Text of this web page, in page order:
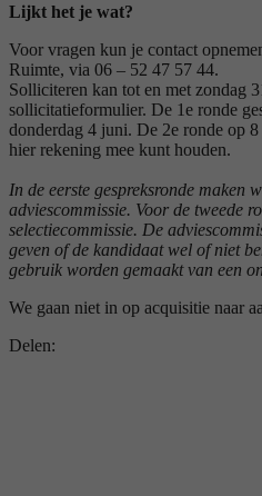
Lijkt het je wat?
Voor vragen kun je contact
Ruimte, via 06 – 52 47 57 44.
Solliciteren kan tot en met zondag
sollicitatieformulier. De 1e ronde
donderdag 4 juni. De 2e ronde op
hier rekening mee kunt houden.
In de eerste gespreksronde maken
adviescommissie. Voor de tweede
selectiecommissie. De
geven of de kandidaat wel of niet
gebruik worden gemaakt van een
We gaan niet in op acquisitie naar
Delen: